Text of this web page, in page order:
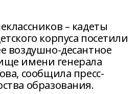
– кадеты
корпуса посетили
воздушно-десантное
имени генерала
сообщила пресс-
образования.